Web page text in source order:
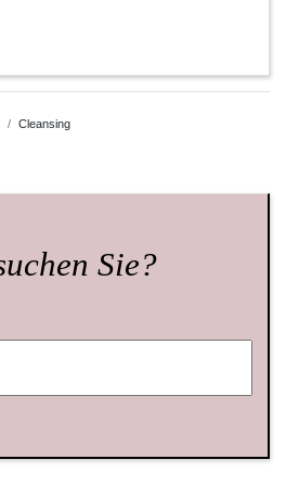
Cleansing
Sie?